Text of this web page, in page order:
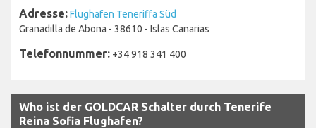
Adresse:Flughafen Teneriffa Süd
Granadilla de Abona - 38610 - Islas Canarias
Telefonnummer: +34 918 341 400
Who ist der GOLDCAR Schalter durch Tenerife
Reina Sofia Flughafen?